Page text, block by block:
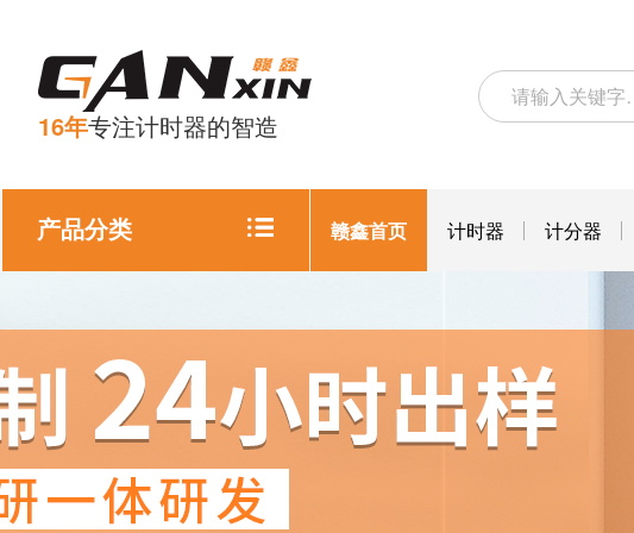
16年专注计时器的智造
产品分类 赣鑫首页 计时器 计分器